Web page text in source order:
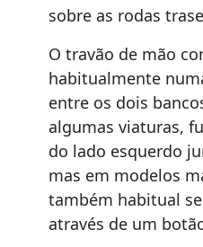
sobre as rodas
O travão de mão
habitualmente
entre os dois
algumas viaturas,
do lado esquerdo
mas em modelos
também habitual
através de um